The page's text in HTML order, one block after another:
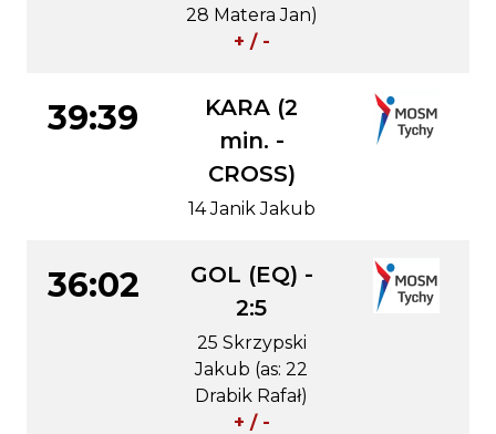
28 Matera Jan)
+ / -
39:39
KARA (2
min. -
CROSS)
14 Janik Jakub
36:02
GOL (EQ) -
2:5
25 Skrzypski
Jakub (as: 22
Drabik Rafał)
+ / -